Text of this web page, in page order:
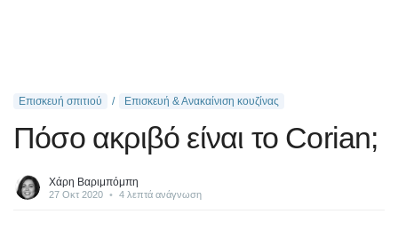
Επισκευή σπιτιού Επισκευή & Ανακαίνιση κουζίνας
Πόσο ακριβό είναι το Corian;
Χάρη Βαριμπόμπη
27 Οκτ 2020 • 4 λεπτά ανάγνωση